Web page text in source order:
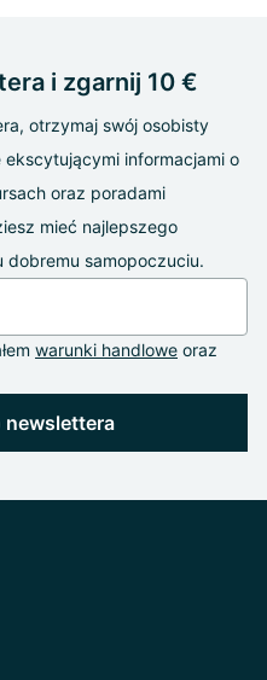
i zgarnij 10 €
otrzymaj swój osobisty
informacjami o
oraz poradami
mieć najlepszego
samopoczuciu.
warunki handlowe oraz
newslettera